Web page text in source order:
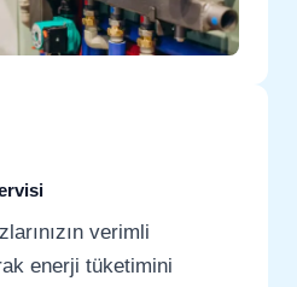
verimli
enerji tüketimini